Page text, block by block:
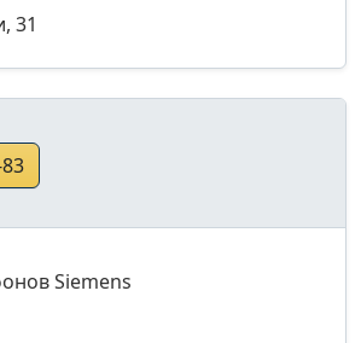
31
Siemens